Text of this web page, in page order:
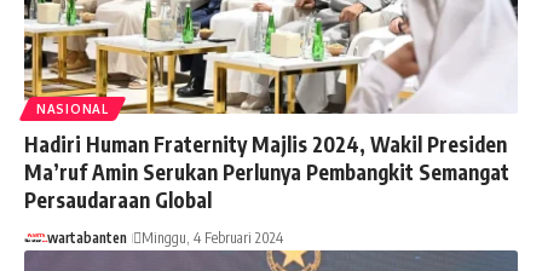
NASIONAL
Hadiri Human Fraternity Majlis 2024, Wakil Presiden
Ma’ruf Amin Serukan Perlunya Pembangkit Semangat
Persaudaraan Global
wartabanten Minggu, 4 Februari 2024